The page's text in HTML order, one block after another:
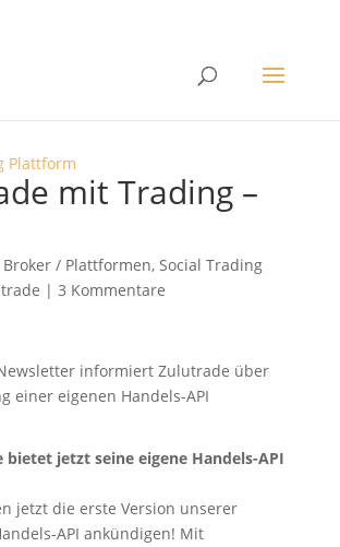
Plattform
mit Trading –
Broker / Plattformen, Social Trading
| 3 Kommentare
informiert Zulutrade über
einer eigenen Handels-API
bietet jetzt seine eigene Handels-API
jetzt die erste Version unserer
API ankündigen! Mit